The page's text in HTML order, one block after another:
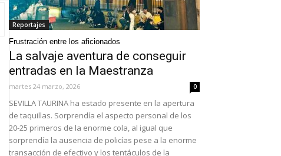
Reportajes
Frustración entre los aficionados
La salvaje aventura de conseguir
entradas en la Maestranza
martes 24 marzo, 2026 0
SEVILLA TAURINA ha estado presente en la apertura
de taquillas. Sorprendía el aspecto personal de los
20-25 primeros de la enorme cola, al igual que
sorprendía la ausencia de policías pese a la enorme
transacción de efectivo y los tentáculos de la